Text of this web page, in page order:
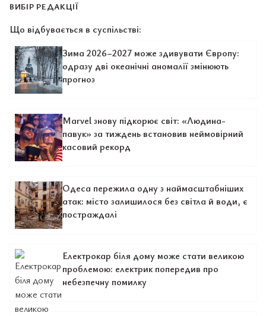
ВИБІР РЕДАКЦІЇ
Що відбувається в суспільстві:
Зима 2026–2027 може здивувати Європу:
одразу дві океанічні аномалії змінюють
прогноз
Marvel знову підкорює світ: «Людина-
павук» за тиждень встановив неймовірний
касовий рекорд
Одеса пережила одну з наймасштабніших
атак: місто залишилося без світла й води, є
постраждалі
Електрокар біля дому може стати великою
проблемою: електрик попередив про
небезпечну помилку